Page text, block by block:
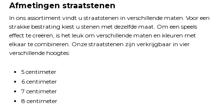
Afmetingen straatstenen
In ons assortiment vindt u straatstenen in verschillende maten. Voor een
strakke bestrating kiest u stenen met dezelfde maat. Om een speels
effect te creëren, is het leuk om verschillende maten en kleuren met
elkaar te combineren. Onze straatstenen zijn verkrijgbaar in vier
verschillende hoogtes:
5 centimeter
6 centimeter
7 centimeter
8 centimeter